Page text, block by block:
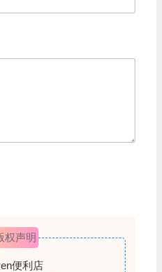
权声明
便利店